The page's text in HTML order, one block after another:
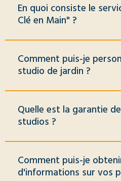
En quoi consiste le
Clé en Main" ?
Comment puis-je
studio de jardin ?
Quelle est la garantie
studios ?
Comment puis-je
d'informations sur vos